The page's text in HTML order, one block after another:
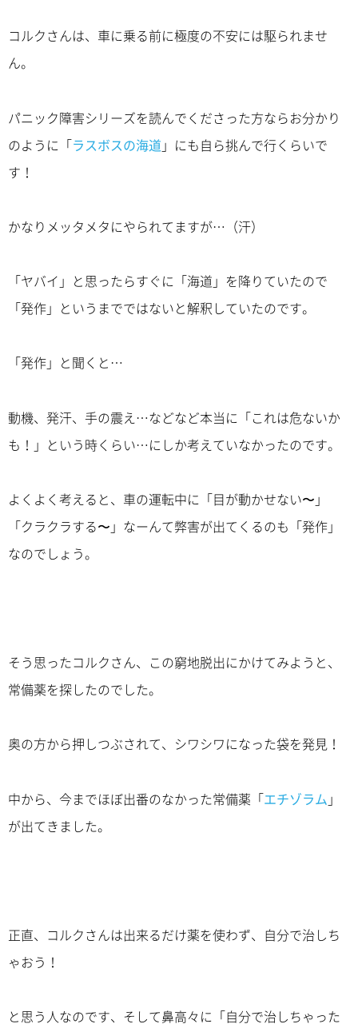
コルクさんは、車に乗る前に極度の不安には駆られませ
ん。
パニック障害シリーズを読んでくださった方ならお分かり
のように「ラスボスの海道 」にも自ら挑んで行くらいで
す！
かなりメッタメタにやられてますが…（汗）
「ヤバイ」と思ったらすぐに「海道」を降りていたので
「発作」というまでではないと解釈していたのです。
「発作」と聞くと…
動機、発汗、手の震え…などなど本当に「これは危ないか
も！」という時くらい…にしか考えていなかったのです。
よくよく考えると、車の運転中に「目が動かせない〜」
「クラクラする〜」なーんて弊害が出てくるのも「発作」
なのでしょう。
そう思ったコルクさん、この窮地脱出にかけてみようと、
常備薬を探したのでした。
奥の方から押しつぶされて、シワシワになった袋を発見！
中から、今までほぼ出番のなかった常備薬「エチゾラム 」
が出てきました。
正直、コルクさんは出来るだけ薬を使わず、自分で治しち
ゃおう！
と思う人なのです、そして鼻高々に「自分で治しちゃった